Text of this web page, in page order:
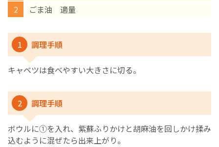
ごま油 適量
1 調理手順
キャベツは食べやすい大きさに切る。
2 調理手順
ボウルに①を入れ、紫蘇ふりかけと胡麻油を回しかけ揉み
込むように混ぜたら出来上がり。